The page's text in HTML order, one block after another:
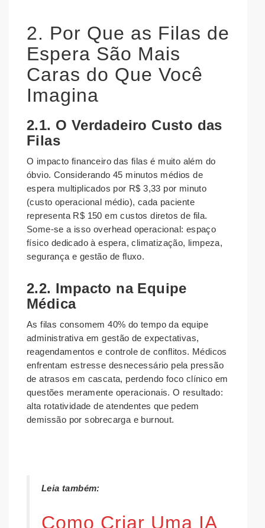
2. Por Que as Filas de
Espera São Mais
Caras do Que Você
Imagina
2.1. O Verdadeiro Custo das
Filas
O impacto financeiro das filas é muito além do
óbvio. Considerando 45 minutos médios de
espera multiplicados por R$ 3,33 por minuto
(custo operacional médio), cada paciente
representa R$ 150 em custos diretos de fila.
Some-se a isso overhead operacional: espaço
físico dedicado à espera, climatização, limpeza,
segurança e gestão de fluxo.
2.2. Impacto na Equipe
Médica
As filas consomem 40% do tempo da equipe
administrativa em gestão de expectativas,
reagendamentos e controle de conflitos. Médicos
enfrentam estresse desnecessário pela pressão
de atrasos em cascata, perdendo foco clínico em
questões meramente operacionais. O resultado:
alta rotatividade de atendentes que pedem
demissão por sobrecarga e burnout.
Leia também:
Como Criar Uma IA